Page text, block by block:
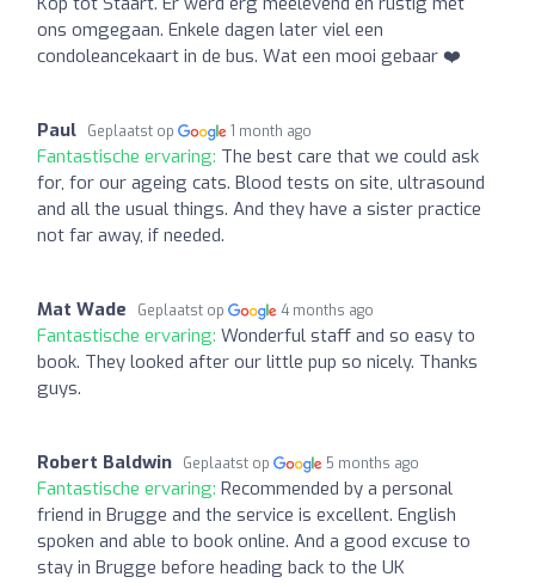
ons omgegaan. Enkele dagen later viel een
condoleancekaart in de bus. Wat een mooi gebaar ❤️
Paul Geplaatst op 1 month ago
Fantastische ervaring: The best care that we could ask
for, for our ageing cats. Blood tests on site, ultrasound
and all the usual things. And they have a sister practice
not far away, if needed.
Mat Wade Geplaatst op 4 months ago
Fantastische ervaring: Wonderful staff and so easy to
book. They looked after our little pup so nicely. Thanks
guys.
Robert Baldwin Geplaatst op 5 months ago
Fantastische ervaring: Recommended by a personal
friend in Brugge and the service is excellent. English
spoken and able to book online. And a good excuse to
stay in Brugge before heading back to the UK